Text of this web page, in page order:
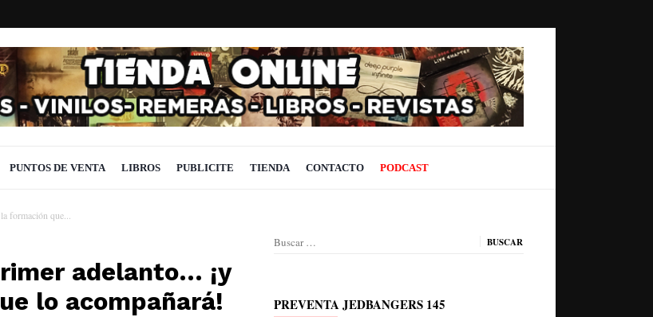
PUNTOS DE VENTA LIBROS PUBLICITE TIENDA CONTACTO PODCAST
formación que...
adelanto… ¡y
lo acompañará!
Buscar:
PREVENTA JEDBANGERS 145